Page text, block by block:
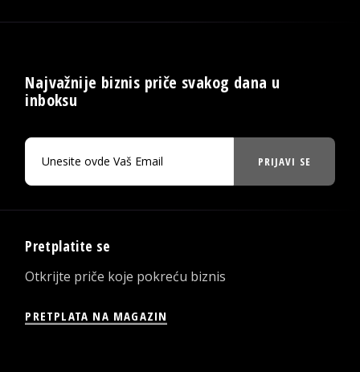
Najvažnije biznis priče svakog dana u
inboksu
PRIJAVI SE
Pretplatite se
Otkrijte priče koje pokreću biznis
PRETPLATA NA MAGAZIN